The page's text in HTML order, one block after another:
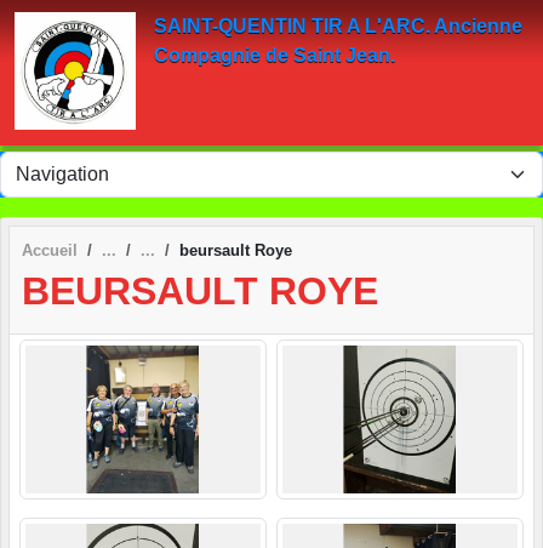
SAINT-QUENTIN TIR A L'ARC. Ancienne
Compagnie de Saint Jean.
Accueil beursault Roye
BEURSAULT ROYE
Panneau de gestion des cookies